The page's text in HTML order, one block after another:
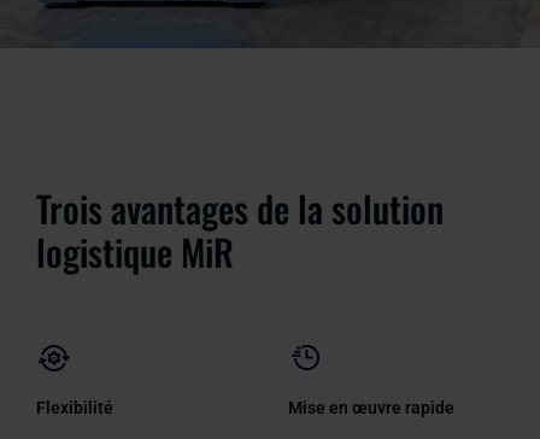
Trois avantages de la solution
logistique MiR
Flexibilité Mise en œuvre rapide